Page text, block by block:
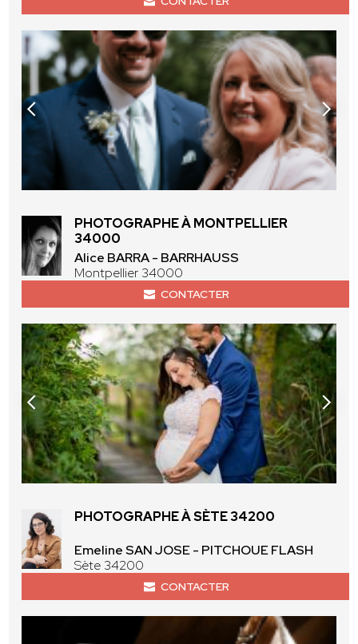
PHOTOGRAPHE À MONTPELLIER
34000
Alice BARRA - BARRHAUSS
Montpellier 34000
CONTACTER
PHOTOGRAPHE À SÈTE 34200
Emeline SAN JOSE - PITCHOUE FLASH
Sète 34200
CONTACTER